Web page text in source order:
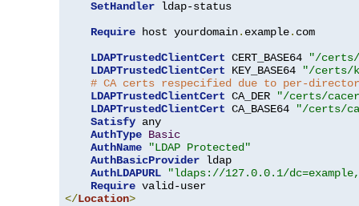
SetHandler ldap-status
Require host yourdomain. example. com
LDAPTrustedClientCert CERT_BASE64
"/certs/
LDAPTrustedClientCert KEY_BASE64
"/certs/
# CA certs respecified due to per-
LDAPTrustedClientCert CA_DER
"/certs/
LDAPTrustedClientCert CA_BASE64
"/certs/
Satisfy any
AuthType Basic
AuthName
"LDAP Protected"
AuthBasicProvider ldap
AuthLDAPURL
"ldaps://127.0.0.1/
Require
</Location>